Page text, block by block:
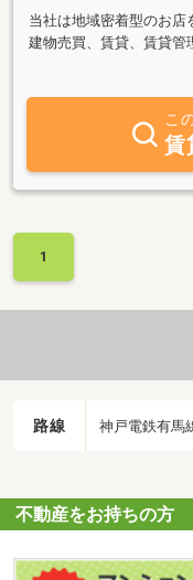
当社は地域密着型のお
建物売買、賃貸、賃貸管
てお客様一人ひとりの
こ
賃
1
路線 神戸電鉄有馬
不動産をお持ちの方